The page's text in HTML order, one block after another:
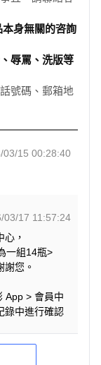
身無關的咨詢
辱罵、洗版等
號碼、郵箱地
03/15 00:28:40
03/17 11:57:24
，
一組14瓶>
您。
App > 會員中
錄中進行確認